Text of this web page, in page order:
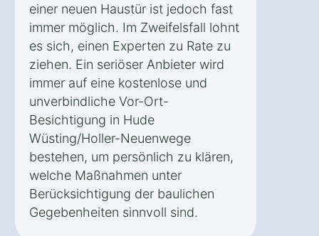
einer neuen Haustür ist jedoch fast
immer möglich. Im Zweifelsfall lohnt
es sich, einen Experten zu Rate zu
ziehen. Ein seriöser Anbieter wird
immer auf eine kostenlose und
unverbindliche Vor-Ort-
Besichtigung in Hude
Wüsting/Holler-Neuenwege
bestehen, um persönlich zu klären,
welche Maßnahmen unter
Berücksichtigung der baulichen
Gegebenheiten sinnvoll sind.